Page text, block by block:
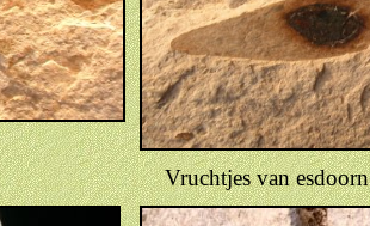
Vruchtjes van esdoorn